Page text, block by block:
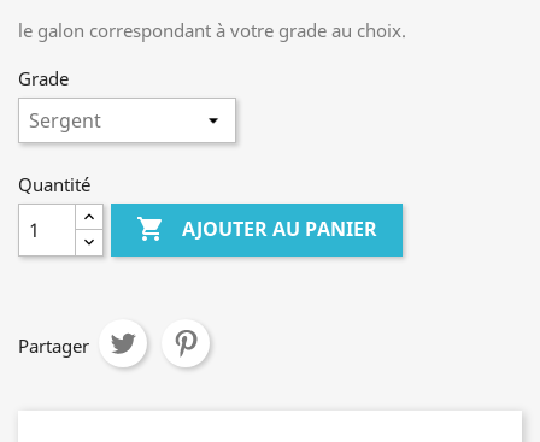
le galon correspondant à votre grade au choix.
Grade
Quantité
 AJOUTER AU PANIER
Partager